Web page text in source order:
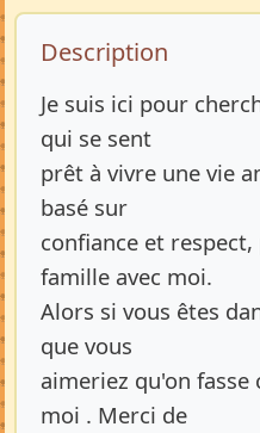
Description de
Description
Je suis ici pour
qui se sent
prêt à vivre une vie
basé sur
confiance et
famille avec moi.
Alors si vous êtes
que vous
aimeriez qu'on fasse
moi . Merci de